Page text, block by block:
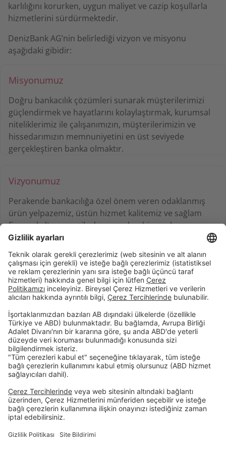
karlılığını korurken, uygun maliyet ve cazip koşullarla
hizmetlerini sürdürmektedir.
DenizBank AG’nin belirlediği vizyon ve misyonu
aşağıdaki gibidir:
Misyonumuz
Doğru bankacılık çözümleri sunarak müşterilerimizi
güçlendirmek ve hayatlarını kolaylaştırmak, kurumsal
niteliklerimiz ile çalışanımızın, müşterilerimizin ve
hissedarımızın memnuniyetini en üst seviyede
gerçekleştiren banka olmaktır.
Vizyonumuz
Perakende bankacılığa özel önem veren odaklanmış
ürün yelpazemiz, üstün hizmet kalitemiz ve sağlam
finansal altyapımız ile, kurumsal ve bireysel
müşterilerin öncelikli çalışmak istediği banka olmak.
Dijital BankacılıkBireysel KurumsalÖncelikli Bankacılık
ŞubelerimizİletişimRandevu FormuFaiz Hesaplama Aracı
Hizmet Sözleşmeleri Tasarruf Mevduatı Güvencesi Gizlilik Politikası Güvenlik Resmi Tatil Günleri
Çerez Tercihleri